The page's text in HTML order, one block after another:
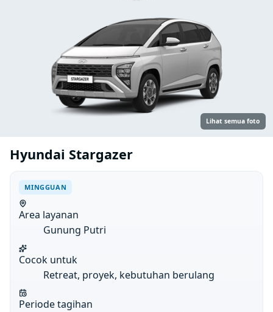
Lihat semua foto
Hyundai Stargazer
MINGGUAN
Area layanan
Gunung Putri
Cocok untuk
Retreat, proyek, kebutuhan berulang
Periode tagihan